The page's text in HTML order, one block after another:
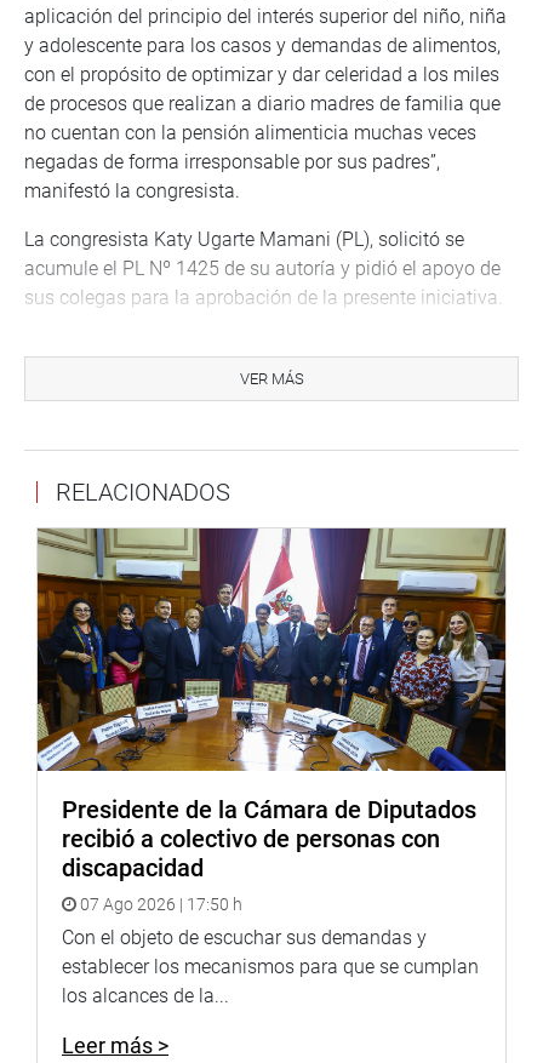
aplicación del principio del interés superior del niño, niña
y adolescente para los casos y demandas de alimentos,
con el propósito de optimizar y dar celeridad a los miles
de procesos que realizan a diario madres de familia que
no cuentan con la pensión alimenticia muchas veces
negadas de forma irresponsable por sus padres”,
manifestó la congresista.
La congresista Katy Ugarte Mamani (PL), solicitó se
acumule el PL Nº 1425 de su autoría y pidió el apoyo de
sus colegas para la aprobación de la presente iniciativa.
a conocer sus aportes y puntos de vista al respecto,
señalando la necesidad de proteger a las madres de
La legisladora Flor Pablo Medina (NA) dijo estar de
acuerdo con la propuesta de ley que contribuyen a
agilizar los procedimientos y los niños puedan tener
garantizada sus alimentos con prontitud y justicia.
OFICINA DE COMUNICACIONES
VER MÁS
RELACIONADOS
Presidente de la Cámara de Diputados
recibió a colectivo de personas con
discapacidad
07 Ago 2026 | 17:50 h
Con el objeto de escuchar sus demandas y
establecer los mecanismos para que se cumplan
los alcances de la...
Leer más >